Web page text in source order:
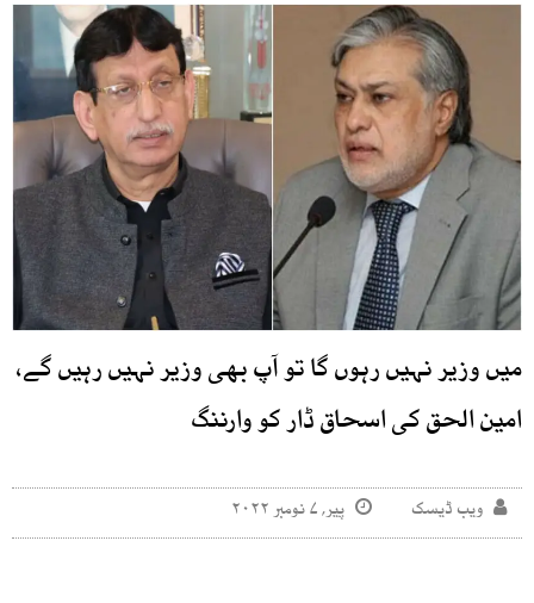
میں وزیر نہیں رہوں گا تو آپ بھی وزیر نہیں رہیں گے،
امین الحق کی اسحاق ڈار کو وارننگ
ویب ڈیسک پیر, ۷ نومبر ۲۰۲۲